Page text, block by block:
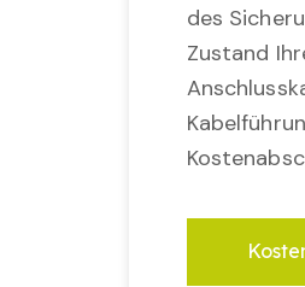
des
Zustand